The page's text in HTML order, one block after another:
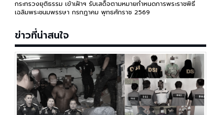
กระทรวงยุติธรรม เข้าเฝ้าฯ รับเสด็จ​ตามหมายกำหนดการพระราชพิธี
เฉลิมพระชนมพรรษา กรกฎาคม พุทธศักราช 2569
ข่าวที่น่าสนใจ